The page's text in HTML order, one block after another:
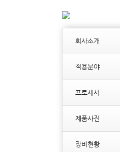
회사소개
적용분야
프로세서
제품사진
장비현황